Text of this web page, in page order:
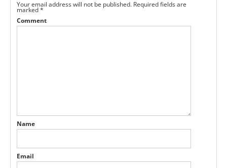
Your email address will not be published. Required fields are
marked*
Comment
Name
Email